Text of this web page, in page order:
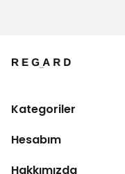
Kategoriler
Hesabım
Hakkımızda